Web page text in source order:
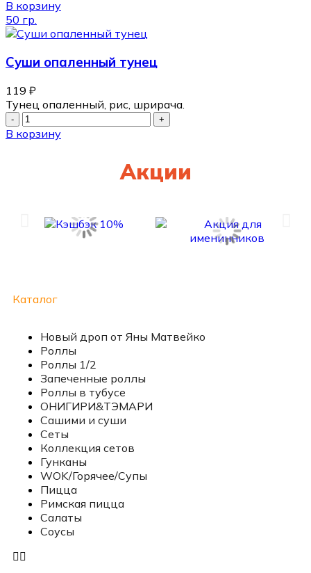
В корзину
50 гр.
Суши опаленный тунец
119 ₽
Тунец опаленный, рис, шрирача.
В корзину
Акции
Каталог
Новый дроп от Яны Матвейко
Роллы
Роллы 1/2
Запеченные роллы
Роллы в тубусе
ОНИГИРИ&ТЭМАРИ
Сашими и суши
Сеты
Коллекция сетов
Гунканы
WOK/Горячее/Супы
Пицца
Римская пицца
Салаты
Соусы